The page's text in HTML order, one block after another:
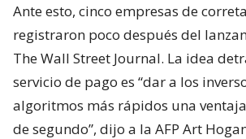
Ante esto, cinco empresas de
registraron poco después del
The Wall Street Journal. La idea
servicio de pago es “dar a los
algoritmos más rápidos una
de segundo”, dijo a la AFP Art